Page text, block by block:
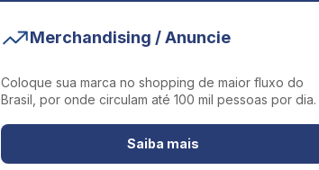
Merchandising / Anuncie
Coloque sua marca no shopping de maior fluxo do
Brasil, por onde circulam até 100 mil pessoas por dia.
Saiba mais